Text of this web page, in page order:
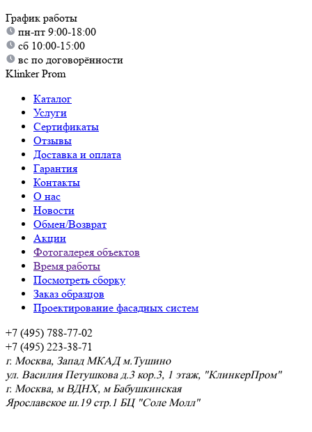
График работы
пн-пт 9:00-18:00
сб 10:00-15:00
вс по договорённости
Klinker Prom
Каталог
Услуги
Сертификаты
Отзывы
Доставка и оплата
Гарантия
Контакты
О нас
Новости
Обмен/Возврат
Акции
Фотогалерея объектов
Время работы
Посмотреть сборку
Заказ образцов
Проектирование фасадных систем
+7 (495) 788-77-02
+7 (495) 223-38-71
г. Москва, Запад МКАД м.Тушино
ул. Василия Петушкова д.3 кор.3, 1 этаж, "КлинкерПром"
г. Москва, м ВДНХ, м Бабушкинская
Ярославское ш.19 стр.1 БЦ "Соле Молл"